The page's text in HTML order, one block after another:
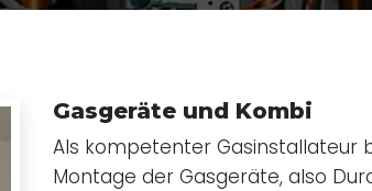
Gasgeräte und Kombi
Als kompetenter Gasinstallateur
Montage der Gasgeräte, also